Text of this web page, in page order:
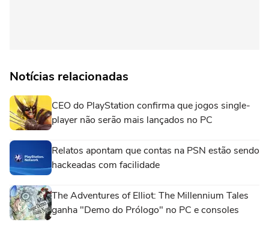
Notícias relacionadas
CEO do PlayStation confirma que jogos single-
player não serão mais lançados no PC
Relatos apontam que contas na PSN estão sendo
hackeadas com facilidade
The Adventures of Elliot: The Millennium Tales
ganha "Demo do Prólogo" no PC e consoles